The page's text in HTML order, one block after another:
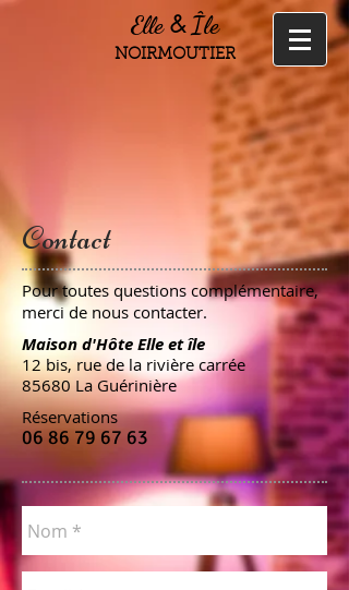
Elle & Île
NOIRMOUTIER
Contact
Pour toutes questions complémentaire,
merci de nous contacter.
Maison d'Hôte Elle et île
12 bis, rue de la rivière carrée
85680 La Guérinière
Réservations
06 86 79 67 63